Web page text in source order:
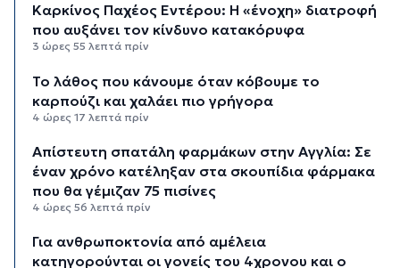
Καρκίνος Παχέος Εντέρου: Η «ένοχη» διατροφή
που αυξάνει τον κίνδυνο κατακόρυφα
3 ώρες 55 λεπτά πρίν
Το λάθος που κάνουμε όταν κόβουμε το
καρπούζι και χαλάει πιο γρήγορα
4 ώρες 17 λεπτά πρίν
Απίστευτη σπατάλη φαρμάκων στην Αγγλία: Σε
έναν χρόνο κατέληξαν στα σκουπίδια φάρμακα
που θα γέμιζαν 75 πισίνες
4 ώρες 56 λεπτά πρίν
Για ανθρωποκτονία από αμέλεια
κατηγορούνται οι γονείς του 4χρονου και ο